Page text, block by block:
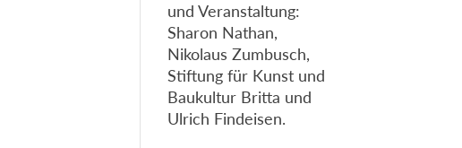
und Veranstaltung:
Sharon Nathan,
Nikolaus Zumbusch,
Stiftung für Kunst und
Baukultur Britta und
Ulrich Findeisen.